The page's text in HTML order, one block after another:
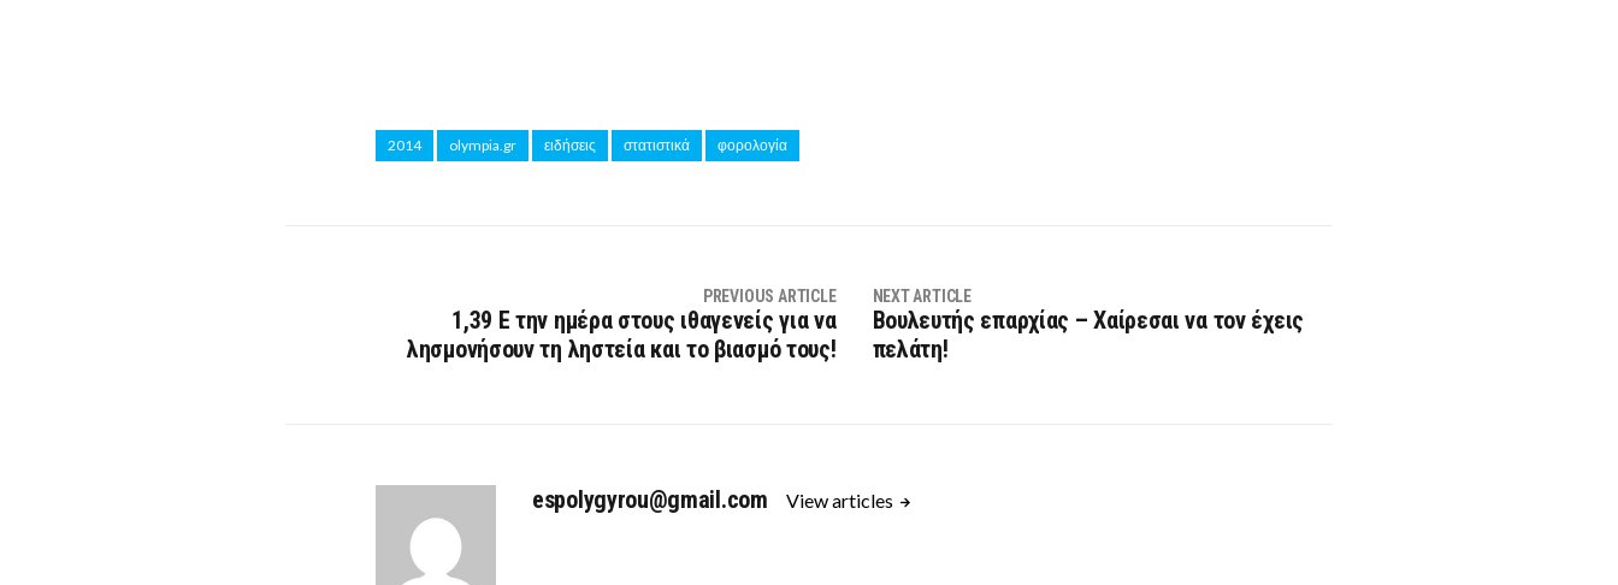
2014 olympia.gr ειδήσεις στατιστικά φορολογία
PREVIOUS ARTICLE
1,39 Ε την ημέρα στους ιθαγενείς για να
λησμονήσουν τη ληστεία και το βιασμό τους!
NEXT ARTICLE
Βουλευτής επαρχίας – Χαίρεσαι να τον έχεις
πελάτη!
espolygyrou@gmail.com View articles